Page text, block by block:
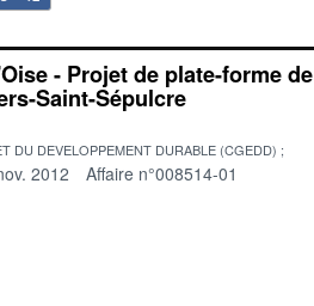
- Projet de plate-forme de
Saint-Sépulcre
DU DEVELOPPEMENT DURABLE (CGEDD)
2012 Affaire n°008514-01